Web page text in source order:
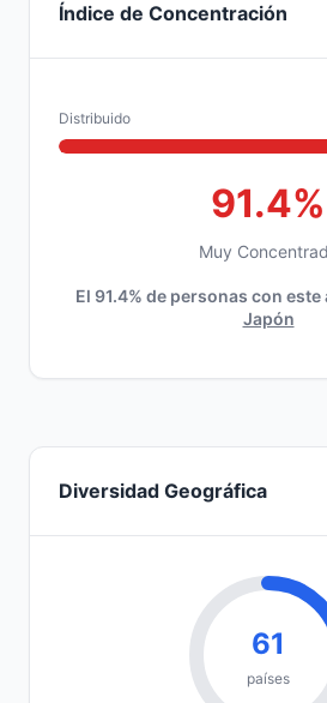
Índice de Concentración
Distribuido
91.4%
Muy
El 91.4% de personas con
Japón
Diversidad Geográfica
61
países